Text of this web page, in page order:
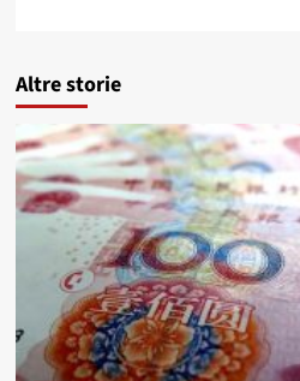
Altre storie